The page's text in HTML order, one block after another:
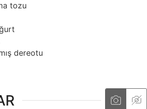
tozu
dereotu